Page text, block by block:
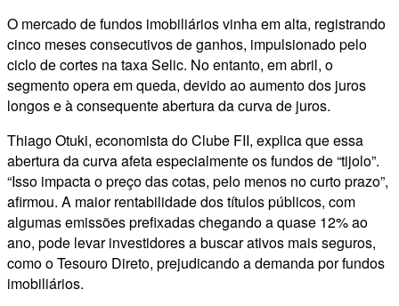
O mercado de fundos imobiliários vinha em alta, registrando
cinco meses consecutivos de ganhos, impulsionado pelo
ciclo de cortes na taxa Selic. No entanto, em abril, o
segmento opera em queda, devido ao aumento dos juros
longos e à consequente abertura da curva de juros.
Thiago Otuki, economista do Clube FII, explica que essa
abertura da curva afeta especialmente os fundos de “tijolo”.
“Isso impacta o preço das cotas, pelo menos no curto prazo”,
afirmou. A maior rentabilidade dos títulos públicos, com
algumas emissões prefixadas chegando a quase 12% ao
ano, pode levar investidores a buscar ativos mais seguros,
como o Tesouro Direto, prejudicando a demanda por fundos
imobiliários.